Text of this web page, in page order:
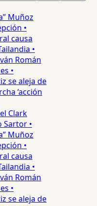
Muñoz
•
causa
•
Román
•
se aleja de
‘acción
Clark
•
Muñoz
•
causa
•
Román
•
se aleja de